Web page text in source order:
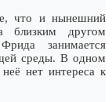
что и нынешний
близким другом
занимается
среды. В одном
нет интереса к